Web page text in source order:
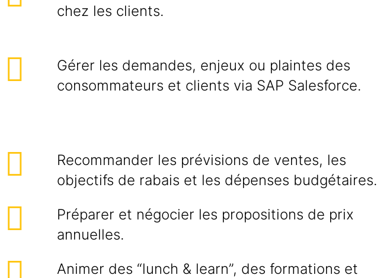
chez les clients.
Gérer les demandes, enjeux ou plaintes des
consommateurs et clients via SAP Salesforce.
Recommander les prévisions de ventes, les
objectifs de rabais et les dépenses budgétaires.
Préparer et négocier les propositions de prix
annuelles.
Animer des “lunch & learn”, des formations et